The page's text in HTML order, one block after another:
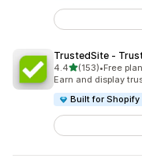
TrustedSite ‑
4.45つ星中
(153)
合計レビュー数：153件
•Free
Earn and display
Built for Shopify